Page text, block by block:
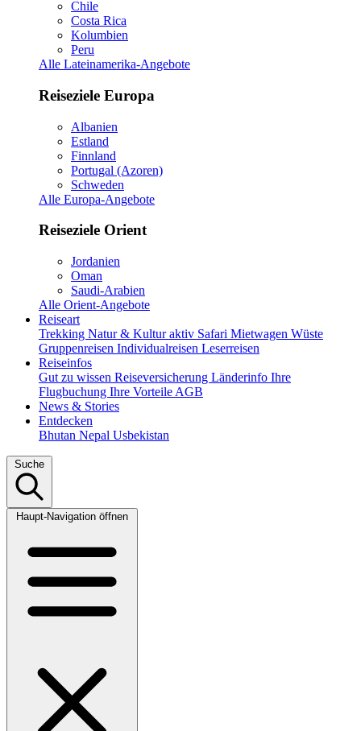
Chile
Costa Rica
Kolumbien
Peru
Alle Lateinamerika-Angebote
Reiseziele Europa
Albanien
Estland
Finnland
Portugal (Azoren)
Schweden
Alle Europa-Angebote
Reiseziele Orient
Jordanien
Oman
Saudi-Arabien
Alle Orient-Angebote
Reiseart
Trekking Natur & Kultur aktiv Safari Mietwagen Wüste
Gruppenreisen Individualreisen Leserreisen
Reiseinfos
Gut zu wissen Reiseversicherung Länderinfo Ihre
Flugbuchung Ihre Vorteile AGB
News & Stories
Entdecken
Bhutan Nepal Usbekistan
Suche
Haupt-Navigation öffnen